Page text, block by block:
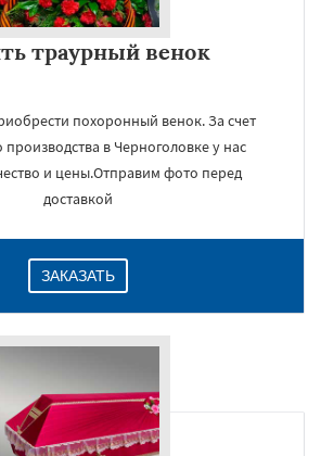
траурный венок
похоронный венок. За счет
производства в Черноголовке у нас
и цены.Отправим фото перед
доставкой
ЗАКАЗАТЬ